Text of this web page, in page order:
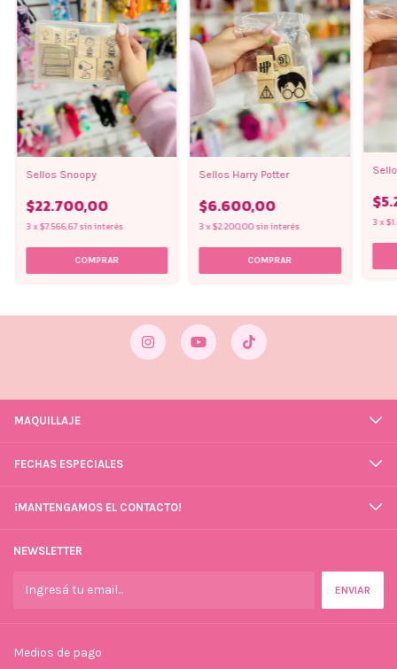
Sellos Snoopy
$22.700,00
3x$7.566,67 sin interés
Sellos Harry Potter
$6.600,00
3x$2.200,00sin interés 3x
MAQUILLAJE
FECHAS ESPECIALES
¡MANTENGAMOS EL CONTACTO!
NEWSLETTER
Medios de pago